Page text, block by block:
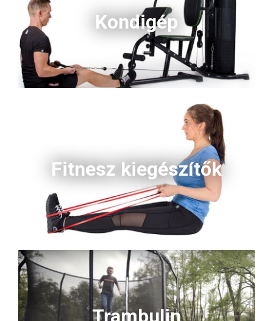
Kondigép
Fitnesz kiegészítők
Trambulin